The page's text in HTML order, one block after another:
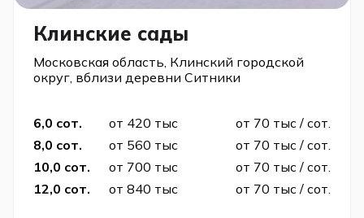
Клинские сады
Московская область, Клинский городской
округ, вблизи деревни Ситники
6,0 сот. от 420 тыс
от 70 тыс / сот.
8,0 сот.
от 560 тыс
от 70 тыс / сот.
10,0 сот.
от 700 тыс
от 70 тыс / сот.
12,0 сот.
от 840 тыс от 70 тыс / сот.